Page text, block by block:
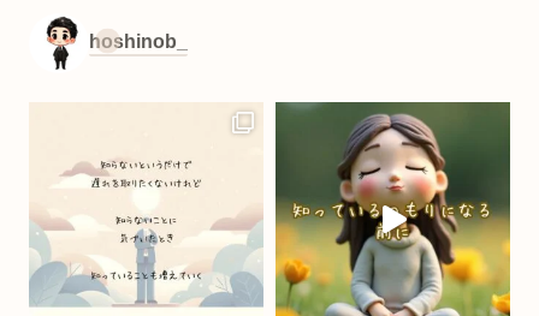
c
e
b
o
k
a
gr
a
u
b
C
h
a
hoshinob_